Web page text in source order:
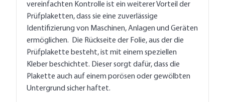
vereinfachten Kontrolle ist ein weiterer Vorteil der
Prüfplaketten, dass sie eine zuverlässige
Identifizierung von Maschinen, Anlagen und Geräten
ermöglichen. Die Rückseite der Folie, aus der die
Prüfplakette besteht, ist mit einem speziellen
Kleber beschichtet. Dieser sorgt dafür, dass die
Plakette auch auf einem porösen oder gewölbten
Untergrund sicher haftet.